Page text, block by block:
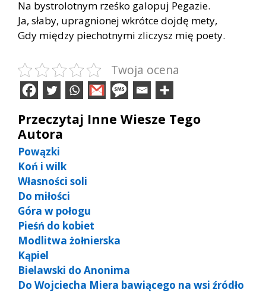
Na by­stro­lot­nym rześ­ko ga­lo­puj Pe­ga­zie.
Ja, sła­by, upra­gnio­nej wkrót­ce doj­dę mety,
Gdy mię­dzy pie­chot­ny­mi zli­czysz mię po­ety.
Twoja ocena
Przeczytaj Inne Wiesze Tego
Autora
Powązki
Koń i wilk
Własności soli
Do miłości
Góra w połogu
Pieśń do kobiet
Modlitwa żołnierska
Kąpiel
Bielawski do Anonima
Do Wojciecha Miera bawiącego na wsi źródło